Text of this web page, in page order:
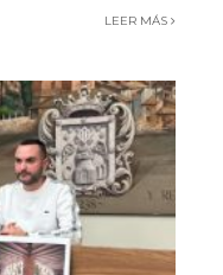
LEER MÁS